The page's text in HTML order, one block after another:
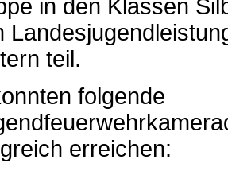
in den Klassen
teil.
folgende
erreichen: